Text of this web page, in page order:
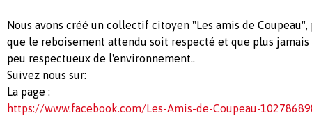
Nous avons créé un collectif citoyen "Les amis de
que le reboisement attendu soit respecté et que plus
peu respectueux de l'environnement..
Suivez nous sur:
La page :
https://www.facebook.com/Les-Amis-de-Coupeau-